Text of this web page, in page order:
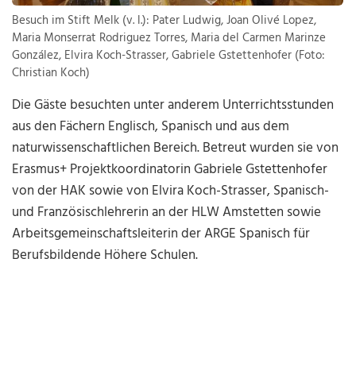
Besuch im Stift Melk (v. l.): Pater Ludwig, Joan Olivé Lopez,
Maria Monserrat Rodriguez Torres, Maria del Carmen Marinze
González, Elvira Koch-Strasser, Gabriele Gstettenhofer (Foto:
Christian Koch)
Die Gäste besuchten unter anderem Unterrichtsstunden
aus den Fächern Englisch, Spanisch und aus dem
naturwissenschaftlichen Bereich. Betreut wurden sie von
Erasmus+ Projektkoordinatorin Gabriele Gstettenhofer
von der HAK sowie von Elvira Koch-Strasser, Spanisch-
und Französischlehrerin an der HLW Amstetten sowie
Arbeitsgemeinschaftsleiterin der ARGE Spanisch für
Berufsbildende Höhere Schulen.